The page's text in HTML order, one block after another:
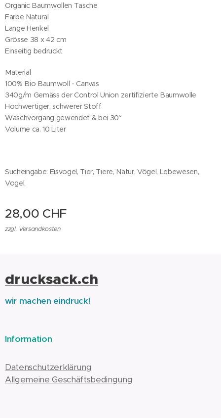
Organic Baumwollen Tasche
Farbe Natural
Lange Henkel
Grösse 38 x 42 cm
Einseitig bedruckt
Material
100% Bio Baumwoll - Canvas
340g/m Gemäss der Control Union zertifizierte Baumwolle
Hochwertiger, schwerer Stoff
Waschvorgang gewendet & bei 30°
Volume ca. 10 Liter
Sucheingabe: Eisvogel, Tier, Tiere, Natur, Vögel, Lebewesen,
Vogel.
28,00 CHF
zzgl. Versandkosten
drucksack.ch
wir machen eindruck!
Information
Datenschutzerklärung
Allgemeine Geschäftsbedingung